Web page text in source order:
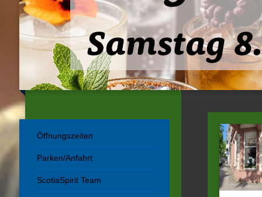
Öffnungszeiten
Parken/Anfahrt
ScotiaSpirit Team